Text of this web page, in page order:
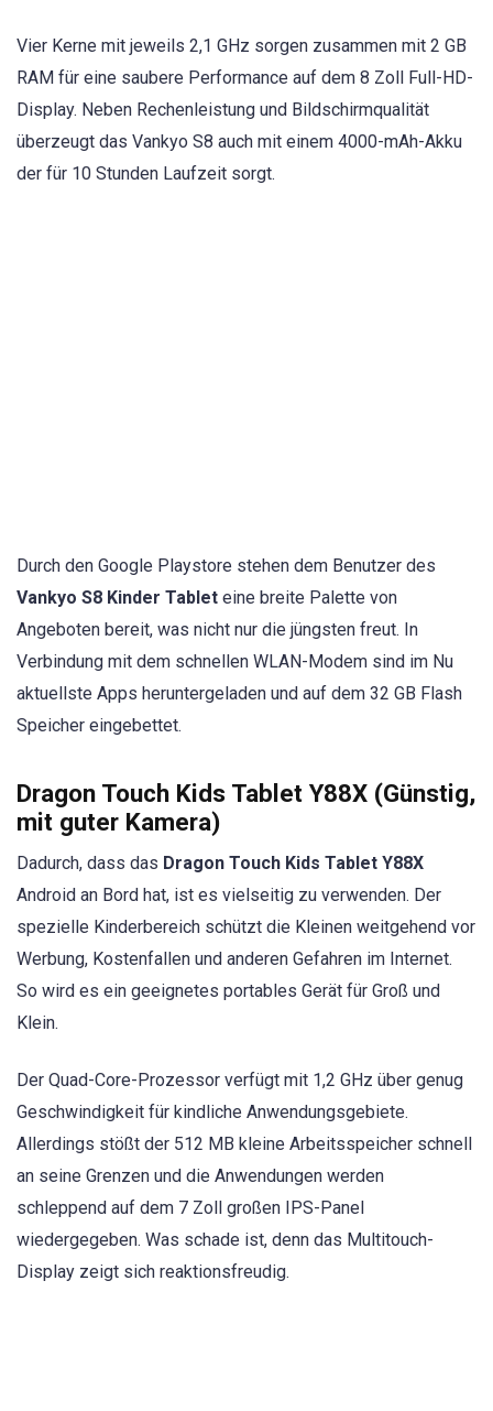
Vier Kerne mit jeweils 2,1 GHz sorgen zusammen mit 2 GB
RAM für eine saubere Performance auf dem 8 Zoll Full-HD-
Display. Neben Rechenleistung und Bildschirmqualität
überzeugt das Vankyo S8 auch mit einem 4000-mAh-Akku
der für 10 Stunden Laufzeit sorgt.
Durch den Google Playstore stehen dem Benutzer des
Vankyo S8 Kinder Tablet eine breite Palette von
Angeboten bereit, was nicht nur die jüngsten freut. In
Verbindung mit dem schnellen WLAN-Modem sind im Nu
aktuellste Apps heruntergeladen und auf dem 32 GB Flash
Speicher eingebettet.
Dragon Touch Kids Tablet Y88X (Günstig,
mit guter Kamera)
Dadurch, dass das Dragon Touch Kids Tablet Y88X
Android an Bord hat, ist es vielseitig zu verwenden. Der
spezielle Kinderbereich schützt die Kleinen weitgehend vor
Werbung, Kostenfallen und anderen Gefahren im Internet.
So wird es ein geeignetes portables Gerät für Groß und
Klein.
Der Quad-Core-Prozessor verfügt mit 1,2 GHz über genug
Geschwindigkeit für kindliche Anwendungsgebiete.
Allerdings stößt der 512 MB kleine Arbeitsspeicher schnell
an seine Grenzen und die Anwendungen werden
schleppend auf dem 7 Zoll großen IPS-Panel
wiedergegeben. Was schade ist, denn das Multitouch-
Display zeigt sich reaktionsfreudig.